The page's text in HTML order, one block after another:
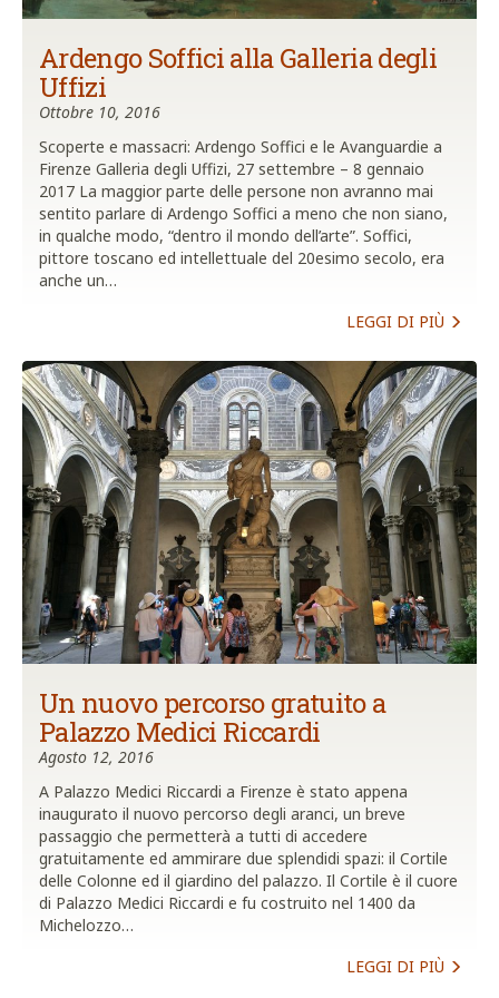
Ardengo Soffici alla Galleria degli
Uffizi
Ottobre 10, 2016
Scoperte e massacri: Ardengo Soffici e le Avanguardie a
Firenze Galleria degli Uffizi, 27 settembre – 8 gennaio
2017 La maggior parte delle persone non avranno mai
sentito parlare di Ardengo Soffici a meno che non siano,
in qualche modo, “dentro il mondo dell’arte”. Soffici,
pittore toscano ed intellettuale del 20esimo secolo, era
anche un…
LEGGI DI PIÙ
Un nuovo percorso gratuito a
Palazzo Medici Riccardi
Agosto 12, 2016
A Palazzo Medici Riccardi a Firenze è stato appena
inaugurato il nuovo percorso degli aranci, un breve
passaggio che permetterà a tutti di accedere
gratuitamente ed ammirare due splendidi spazi: il Cortile
delle Colonne ed il giardino del palazzo. Il Cortile è il cuore
di Palazzo Medici Riccardi e fu costruito nel 1400 da
Michelozzo…
LEGGI DI PIÙ